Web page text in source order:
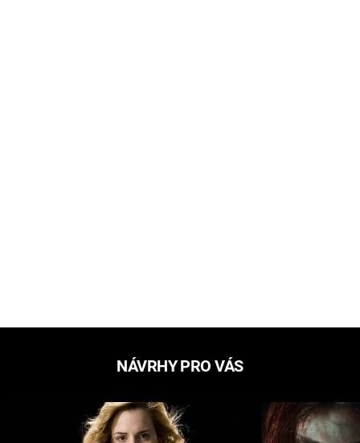
NÁVRHY PRO VÁS